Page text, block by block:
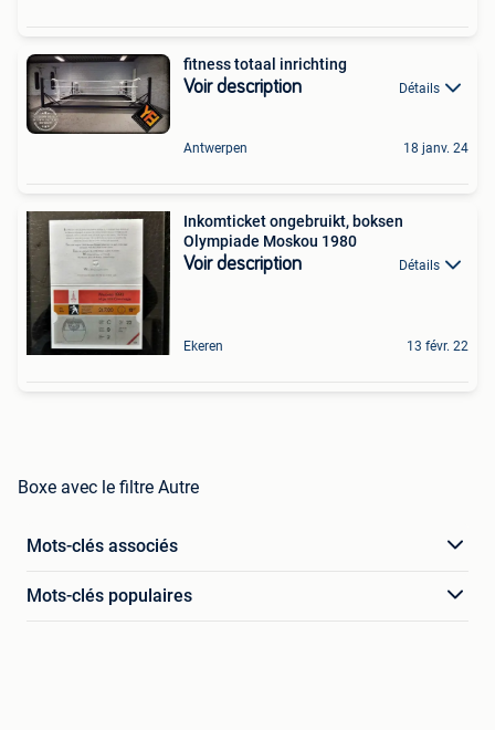
fitness totaal inrichting
Voir description Détails
Antwerpen 18 janv. 24
Inkomticket ongebruikt, boksen
Olympiade Moskou 1980
Voir description Détails
Ekeren 13 févr. 22
Boxe avec le filtre Autre
Mots-clés associés
Mots-clés populaires